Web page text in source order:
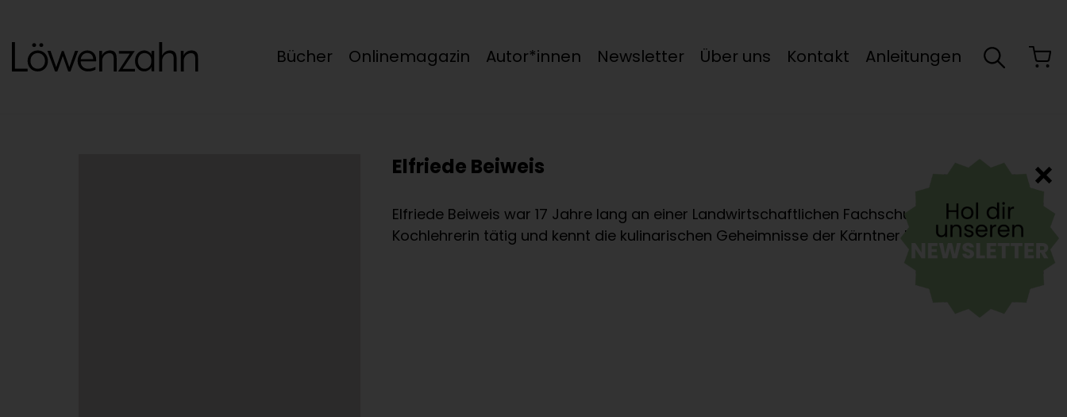
Bücher Onlinemagazin Autor*innen Newsletter Über uns Kontakt Anleitungen
Elfriede Beiweis
Elfriede Beiweis war 17 Jahre lang an einer Landwirtschaftlichen Fachschule als
Kochlehrerin tätig und kennt die kulinarischen Geheimnisse der Kärntner Bäuerinnen.